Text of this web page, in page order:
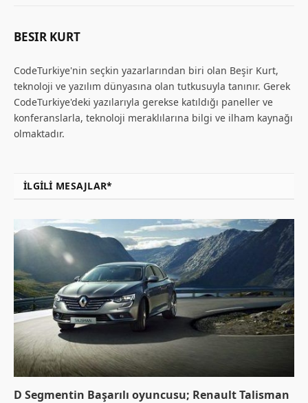
BESIR KURT
CodeTurkiye'nin seçkin yazarlarından biri olan Beşir Kurt,
teknoloji ve yazılım dünyasına olan tutkusuyla tanınır. Gerek
CodeTurkiye'deki yazılarıyla gerekse katıldığı paneller ve
konferanslarla, teknoloji meraklılarına bilgi ve ilham kaynağı
olmaktadır.
İLGILI MESAJLAR*
D Segmentin Başarılı oyuncusu; Renault Talisman